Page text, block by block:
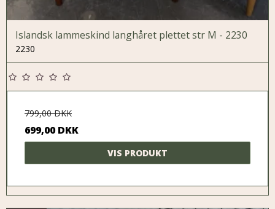
Islandsk lammeskind langhåret plettet str M - 2230
2230
799,00 DKK
699,00 DKK
VIS PRODUKT